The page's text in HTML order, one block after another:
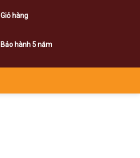
Giỏ hàng
Bảo hành 5 năm